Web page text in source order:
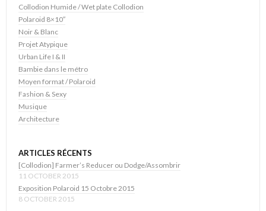
Collodion Humide / Wet plate Collodion
Polaroid 8×10″
Noir & Blanc
Projet Atypique
Urban Life I & II
Bambie dans le métro
Moyen format / Polaroid
Fashion & Sexy
Musique
Architecture
ARTICLES RÉCENTS
[Collodion] Farmer’s Reducer ou Dodge/Assombrir
11 OCTOBER 2015
Exposition Polaroid 15 Octobre 2015
8 OCTOBER 2015